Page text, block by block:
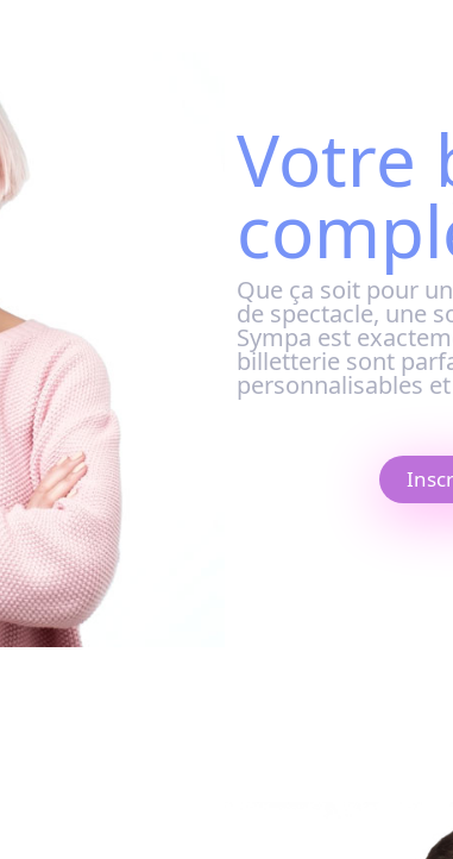
Votre
Que ça soit pour
de spectacle, une
Sympa est
billetterie sont
personnalisables